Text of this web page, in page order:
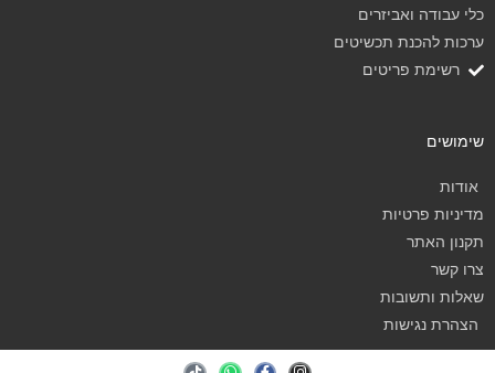
כלי עבודה ואביזרים
ערכות להכנת תכשיטים
רשימת פריטים
שימושים
אודות
מדיניות פרטיות
תקנון האתר
צרו קשר
שאלות ותשובות
הצהרת נגישות
I
F
W
T